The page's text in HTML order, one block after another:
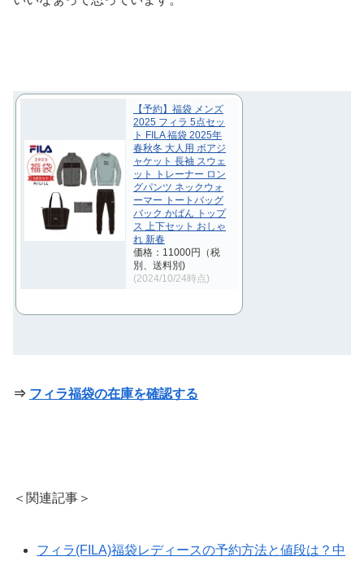
【予約】福袋 メンズ
2025 フィラ 5点セッ
ト FILA 福袋 2025年
春秋冬 大人用 ボアジ
ャケット 長袖 スウェ
ット トレーナー ロン
グパンツ ネックウォ
ーマー トートバッグ
バック かばん トップ
ス 上下セット おしゃ
れ 新春
価格：11000円（税
別、送料別)
(2024/10/24時点)
⇒ フィラ福袋の在庫を確認する
＜関連記事＞
フィラ(FILA)福袋レディースの予約方法と値段は？中